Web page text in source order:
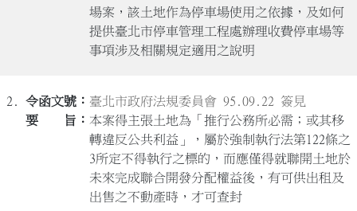
場案，該土地作為停車場使用之依據，及如何
提供臺北市停車管理工程處辦理收費停車場等
事項涉及相關規定適用之說明
2.
臺北市政府法規委員會 95.09.22 簽見
本案得主張土地為「推行公務所必需；或其移
轉違反公共利益」，屬於強制執行法第122條之
3所定不得執行之標的，而應僅得就聯開土地於
未來完成聯合開發分配權益後，有可供出租及
出售之不動產時，才可查封